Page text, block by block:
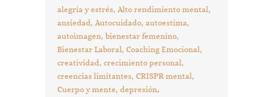
alegría y estrés Alto rendimiento mental
ansiedad Autocuidado autoestima
autoimagen bienestar femenino
Bienestar Laboral Coaching Emocional
creatividad crecimiento personal
creencias limitantes CRISPR mental
Cuerpo y mente depresión